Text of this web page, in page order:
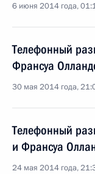
6 июня 2014 года,
Телефонный
Франсуа
30 мая 2014 года,
Телефонный
и Франсуа
24 мая 2014 года,